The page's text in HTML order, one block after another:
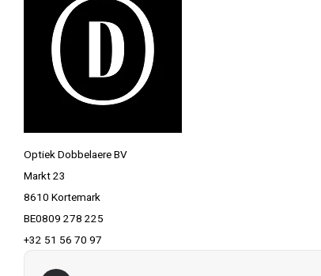
Optiek Dobbelaere BV
Markt 23
8610 Kortemark
BE0809 278 225
+32 51 56 70 97